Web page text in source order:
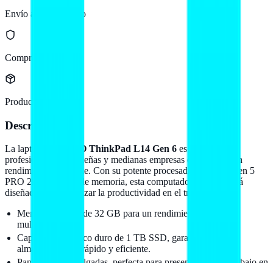
Envío a todo México
Compra protegida
Producto original
Descripción
La laptop LENOVO ThinkPad L14 Gen 6 es ideal para
profesionales y pequeñas y medianas empresas que buscan un
rendimiento confiable. Con su potente procesador AMD Ryzen 5
PRO 230 y 32 GB de memoria, esta computadora portátil está
diseñada para optimizar la productividad en el trabajo.
Memoria interna de 32 GB para un rendimiento ágil en
multitareas.
Capacidad de disco duro de 1 TB SSD, garantizando
almacenamiento rápido y eficiente.